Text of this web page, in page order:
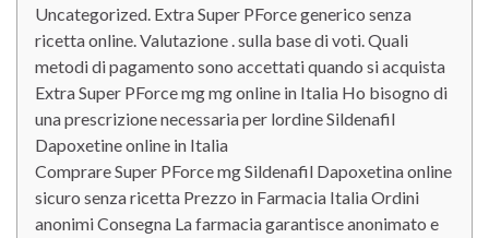
Uncategorized. Extra Super PForce generico senza
ricetta online. Valutazione . sulla base di voti. Quali
metodi di pagamento sono accettati quando si acquista
Extra Super PForce mg mg online in Italia Ho bisogno di
una prescrizione necessaria per lordine Sildenafil
Dapoxetine online in Italia
Comprare Super PForce mg Sildenafil Dapoxetina online
sicuro senza ricetta Prezzo in Farmacia Italia Ordini
anonimi Consegna La farmacia garantisce anonimato e